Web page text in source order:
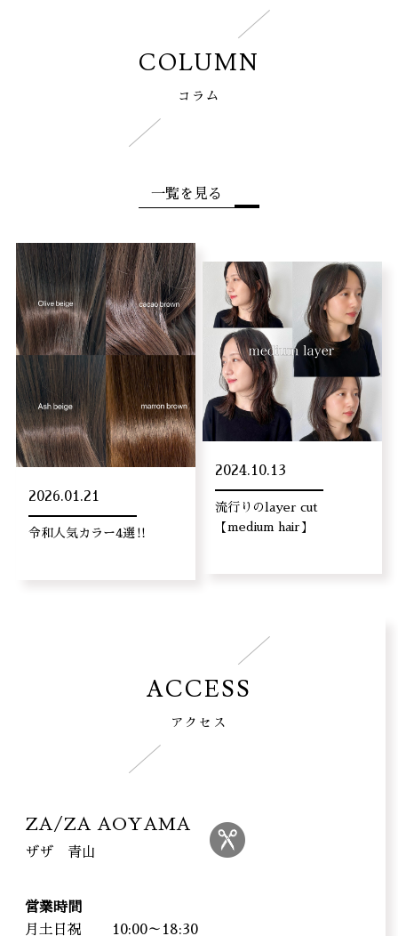
COLUMN
コラム
一覧を見る
2026.01.21
令和人気カラー4選‼︎
2024.10.13
流行りのlayer cut
【medium hair】
ACCESS
アクセス
ZA/ZA AOYAMA
ザザ 青山
営業時間
月土日祝
10:00～18:30